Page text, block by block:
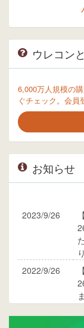
ウレコン
6,000万人規模の
ぐチェック。会員
お知らせ
2023/9/26
2022/9/26